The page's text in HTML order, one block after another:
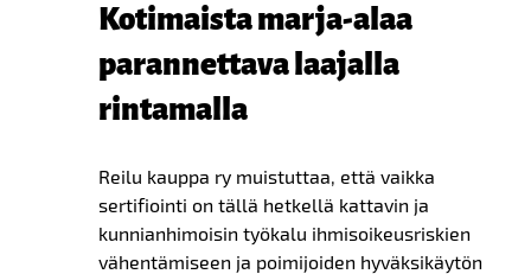
Kotimaista marja-alaa
parannettava laajalla
rintamalla
Reilu kauppa ry muistuttaa, että vaikka
sertifiointi on tällä hetkellä kattavin ja
kunnianhimoisin työkalu ihmisoikeusriskien
vähentämiseen ja poimijoiden hyväksikäytön